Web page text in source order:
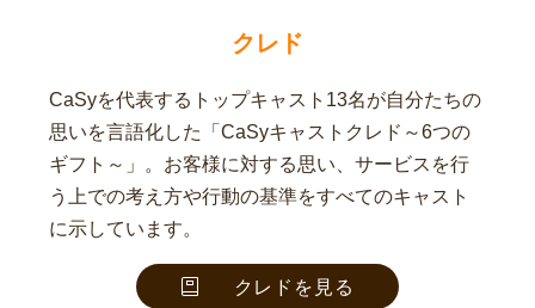
クレド
CaSyを代表するトップキャスト13名が自分たちの
思いを言語化した「CaSyキャストクレド～6つの
ギフト～」。お客様に対する思い、サービスを行
う上での考え方や行動の基準をすべてのキャスト
に示しています。
クレドを見る